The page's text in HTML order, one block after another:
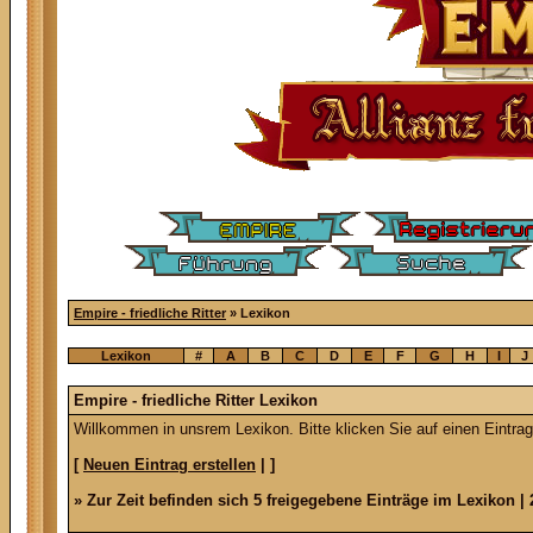
Empire - friedliche Ritter » Lexikon
Lexikon # A B C D E F G H I J
Empire - friedliche Ritter Lexikon
Willkommen in unsrem Lexikon. Bitte klicken Sie auf einen
[ Neuen Eintrag erstellen | ]
» Zur Zeit befinden sich 5 freigegebene Einträge im Lexikon |